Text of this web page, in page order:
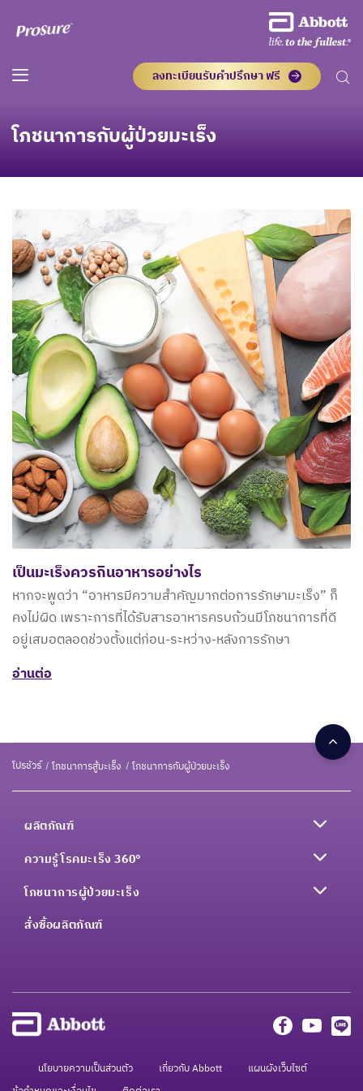
ลงทะเบียนรับคำปรึกษา ฟรี
โภชนาการกับผู้ป่วยมะเร็ง
เป็นมะเร็งควรกินอาหารอย่างไร
หากจะพูดว่า “อาหารมีความสำคัญมากต่อการรักษามะเร็ง” ก็
คงไม่ผิด เพราะการที่ได้รับสารอาหารครบถ้วนมีโภชนาการที่ดี
อยู่เสมอตลอดช่วงตั้งแต่ก่อน-ระหว่าง-หลังการรักษา
อ่านต่อ
โปรชัวร์ โภชนาการสู้มะเร็ง โภชนาการกับผู้ป่วยมะเร็ง
ผลิตภัณฑ์
ความรู้โรคมะเร็ง 360°
โภชนาการผู้ป่วยมะเร็ง
สั่งซื้อผลิตภัณฑ์
นโยบายความเป็นส่วนตัว เกี่ยวกับ Abbott
แผนผังเว็บไซต์